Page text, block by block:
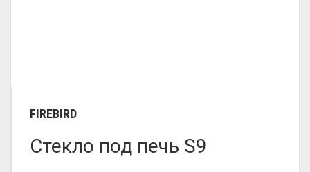
FIREBIRD
Стекло под печь S9